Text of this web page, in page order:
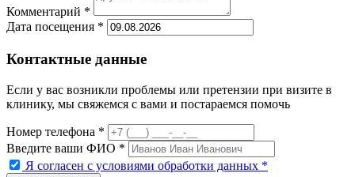
Комментарий *
Дата посещения *
Контактные данные
Если у вас возникли проблемы или претензии при визите в
клинику, мы свяжемся с вами и постараемся помочь
Номер телефона *
Введите ваши ФИО *
Я согласен с условиями обработки данных *